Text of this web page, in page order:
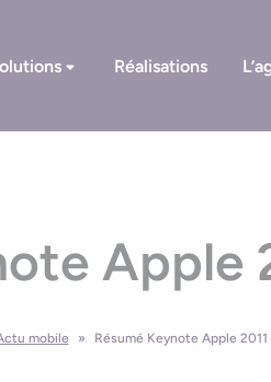
Réalisations
Apple
mobile » Résumé Keynote Apple 2011